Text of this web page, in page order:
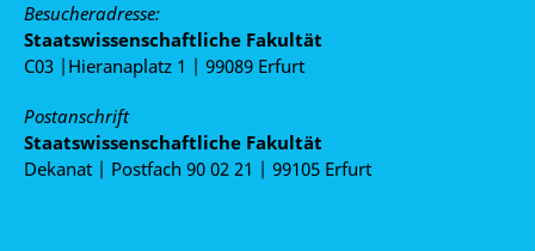
Besucheradresse:
Staatswissenschaftliche Fakultät
C03 |Hieranaplatz 1 | 99089 Erfurt
Postanschrift
Staatswissenschaftliche Fakultät
Dekanat | Postfach 90 02 21 | 99105 Erfurt